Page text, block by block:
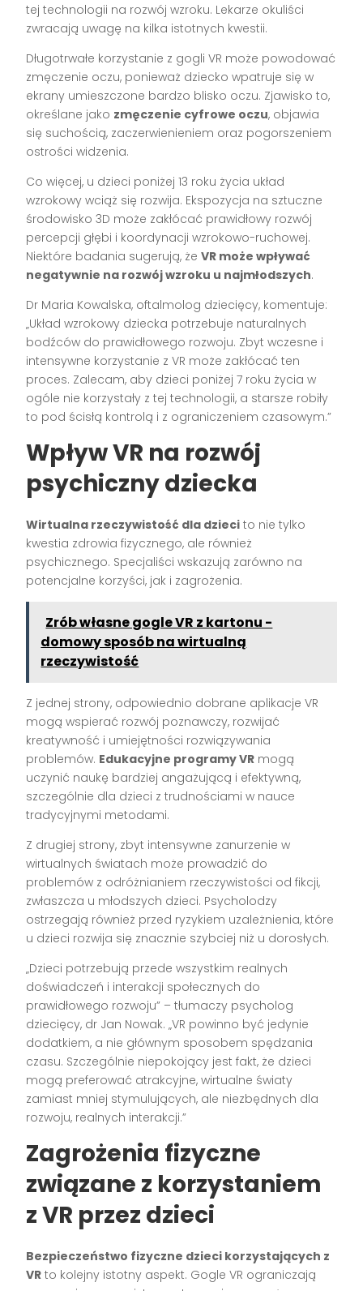
tej technologii na rozwój wzroku. Lekarze okuliści
zwracają uwagę na kilka istotnych kwestii.
Długotrwałe korzystanie z gogli VR może powodować
zmęczenie oczu, ponieważ dziecko wpatruje się w
ekrany umieszczone bardzo blisko oczu. Zjawisko to,
określane jako zmęczenie cyfrowe oczu, objawia
się suchością, zaczerwienieniem oraz pogorszeniem
ostrości widzenia.
Co więcej, u dzieci poniżej 13 roku życia układ
wzrokowy wciąż się rozwija. Ekspozycja na sztuczne
środowisko 3D może zakłócać prawidłowy rozwój
percepcji głębi i koordynacji wzrokowo-ruchowej.
Niektóre badania sugerują, żeVR może wpływać
negatywnie na rozwój wzroku u najmłodszych.
Dr Maria Kowalska, oftalmolog dziecięcy, komentuje:
„Układ wzrokowy dziecka potrzebuje naturalnych
bodźców do prawidłowego rozwoju. Zbyt wczesne i
intensywne korzystanie z VR może zakłócać ten
proces. Zalecam, aby dzieci poniżej 7 roku życia w
ogóle nie korzystały z tej technologii, a starsze robiły
to pod ścisłą kontrolą i z ograniczeniem czasowym.”
Wpływ VR na rozwój
psychiczny dziecka
Wirtualna rzeczywistość dla dzieci to nie tylko
kwestia zdrowia fizycznego, ale również
psychicznego. Specjaliści wskazują zarówno na
potencjalne korzyści, jak i zagrożenia.
Zrób własne gogle VR z kartonu -
domowy sposób na wirtualną
rzeczywistość
Z jednej strony, odpowiednio dobrane aplikacje VR
mogą wspierać rozwój poznawczy, rozwijać
kreatywność i umiejętności rozwiązywania
problemów. Edukacyjne programy VR mogą
uczynić naukę bardziej angażującą i efektywną,
szczególnie dla dzieci z trudnościami w nauce
tradycyjnymi metodami.
Z drugiej strony, zbyt intensywne zanurzenie w
wirtualnych światach może prowadzić do
problemów z odróżnianiem rzeczywistości od fikcji,
zwłaszcza u młodszych dzieci. Psycholodzy
ostrzegają również przed ryzykiem uzależnienia, które
u dzieci rozwija się znacznie szybciej niż u dorosłych.
„Dzieci potrzebują przede wszystkim realnych
doświadczeń i interakcji społecznych do
prawidłowego rozwoju” – tłumaczy psycholog
dziecięcy, dr Jan Nowak. „VR powinno być jedynie
dodatkiem, a nie głównym sposobem spędzania
czasu. Szczególnie niepokojący jest fakt, że dzieci
mogą preferować atrakcyjne, wirtualne światy
zamiast mniej stymulujących, ale niezbędnych dla
rozwoju, realnych interakcji.”
Zagrożenia fizyczne
związane z korzystaniem
z VR przez dzieci
Bezpieczeństwo fizyczne dzieci korzystających z
VR to kolejny istotny aspekt. Gogle VR ograniczają